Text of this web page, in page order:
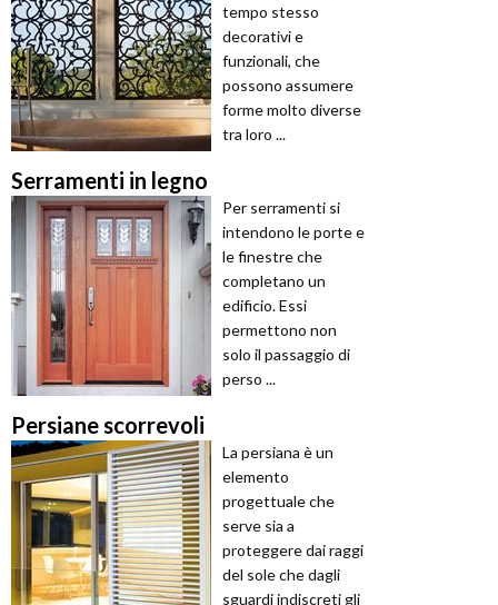
tempo stesso
decorativi e
funzionali, che
possono assumere
forme molto diverse
tra loro ...
Serramenti in legno
Per serramenti si
intendono le porte e
le finestre che
completano un
edificio. Essi
permettono non
solo il passaggio di
perso ...
Persiane scorrevoli
La persiana è un
elemento
progettuale che
serve sia a
proteggere dai raggi
del sole che dagli
sguardi indiscreti gli